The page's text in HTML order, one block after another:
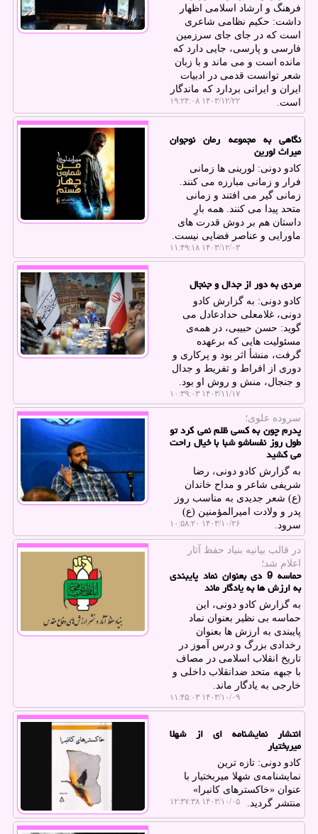
فرهنگ و ارشاد اسلامی اظهار
داشت: حکیم نظامی شاعری
است که در جای جای سرزمین
فارسی و پارسی، جایی دارد که
مانده است و می ماند و با زبان
شعر توانست قدمی در ادبیات
ایران و ایرانی بردارد که ماندگار
است.
۱۴۰۳/۱۲/۲۲ ۱۹:۲۴:۰۸
نگاهی به مجموعه رمان نوجوان
میراث لورین
کادو دونی: لورینی ها زمانی
فرار و زمانی مبارزه می کنند.
زمانی گیر می افتند و زمانی
متحد پیدا می کنند. همه بارِ
داستان هم بر دوش قدرت های
ماورایی و عناصر فضایی نیست.
۱۴۰۳/۱۲/۰۳ ۱۱:۴۹:۱۸
مردی به دور از جدال و جنجال
کادو دونی: به گزارش کادو
دونی، غلامعلی حدادعادل می
گوید: حسن حبیبی، در همه‌ی
مسئولیت هایی که برعهده
گرفت، منشأ اثر بود و پرکاری و
دوری از افراط و تفریط و جدال
و جنجال، منش و روش او بود.
۱۴۰۳/۱۱/۱۷ ۱۰:۳۹:۰۳
سروده علوی؛
پدرم چون به کسی ظلم نمی کرد تو
طول روز نفساشو شبا با خیال راحت
می کشید
به گزارش کادو دونی، رضا
شریفی شاعر و مداح خاندان
(ع) شعر جدیدی به مناسب روز
پدر و ولادت امیرالمؤمنین (ع)
سرود.
۱۴۰۳/۱۰/۲۶ ۱۰:۵۸:۲۰
در قالب بیانیه بنیاد حفظ آثار
اعلام شد؛
حماسه 9 دی بعنوان نماد پایبندی
به ارزش ها به یادگار ماند
به گزارش کادو دونی، این
حماسه بی نظیر بعنوان نماد
پایبندی به ارزش ها بعنوان
رخدادی بزرگ و درس آموز در
تاریخ انقلاب اسلامی در مصاف
با جبهه متحد ضدانقلاب داخلی و
خارجی به یادگار ماند.
۱۴۰۳/۱۰/۰۹ ۱۱:۴۵:۰۳
انتشار نمایشنامه ای از شهلا
میربختیار
کادو دونی: تازه ترین
نمایشنامه‌ی شهلا میربختیار با
عنوان «خاکسترهای کانبرا»
منتشر گردید.
۱۴۰۳/۱۰/۰۵ ۱۲:۳۷:۳۸